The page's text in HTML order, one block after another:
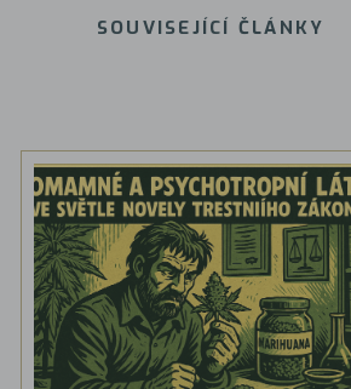
SOUVISEJÍCÍ ČLÁNKY